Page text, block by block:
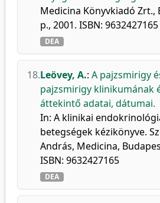
Medicina Könyvkiadó Zrt.,
p., 2001. ISBN: 9632427165
DEA
18.Leövey, A.: A pajzsmirigy
pajzsmirigy klinikumának
áttekintő adatai, dátumai.
In: A klinikai
betegségek kézikönyve.
András, Medicina,
ISBN: 9632427165
DEA